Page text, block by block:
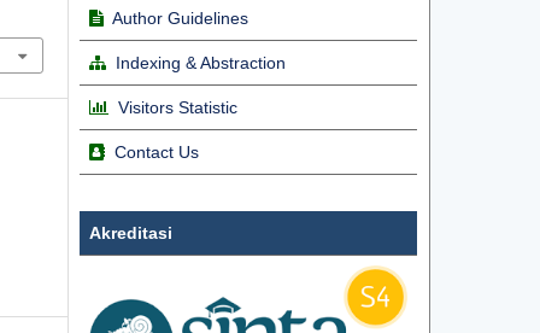
Author Guidelines
Indexing & Abstraction
Visitors Statistic
Contact Us
Akreditasi